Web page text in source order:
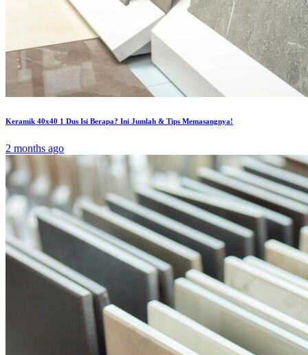
Keramik 40x40 1 Dus Isi Berapa? Ini Jumlah & Tips Memasangnya!
2 months ago